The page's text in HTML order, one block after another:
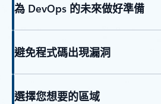
為 DevOps 的未來做好準備
避免程式碼出現漏洞
選擇您想要的區域